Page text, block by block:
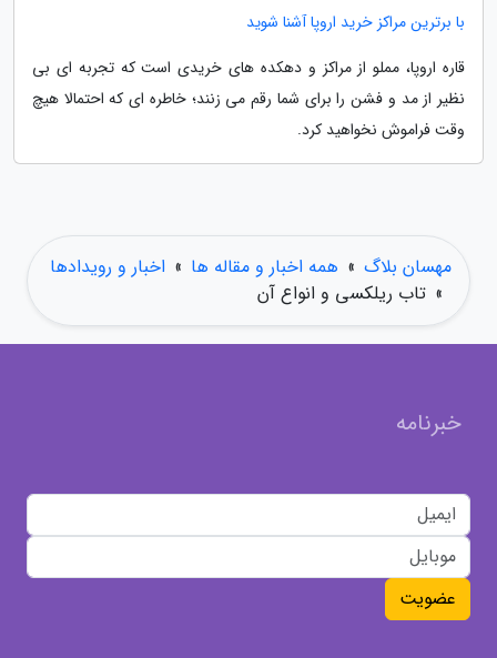
با برترین مراکز خرید اروپا آشنا شوید
قاره اروپا، مملو از مراکز و دهکده های خریدی است که تجربه ای بی
نظیر از مد و فشن را برای شما رقم می زنند؛ خاطره ای که احتمالا هیچ
وقت فراموش نخواهید کرد.
مهسان بلاگ » همه اخبار و مقاله ها » اخبار و رویدادها
» تاب ریلکسی و انواع آن
خبرنامه
عضویت